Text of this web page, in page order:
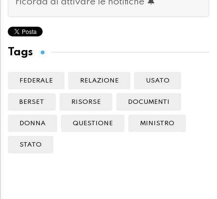
ricorda di attivare le notifiche 🔔
Tags
FEDERALE RELAZIONE USATO
BERSET RISORSE DOCUMENTI
DONNA QUESTIONE MINISTRO
STATO